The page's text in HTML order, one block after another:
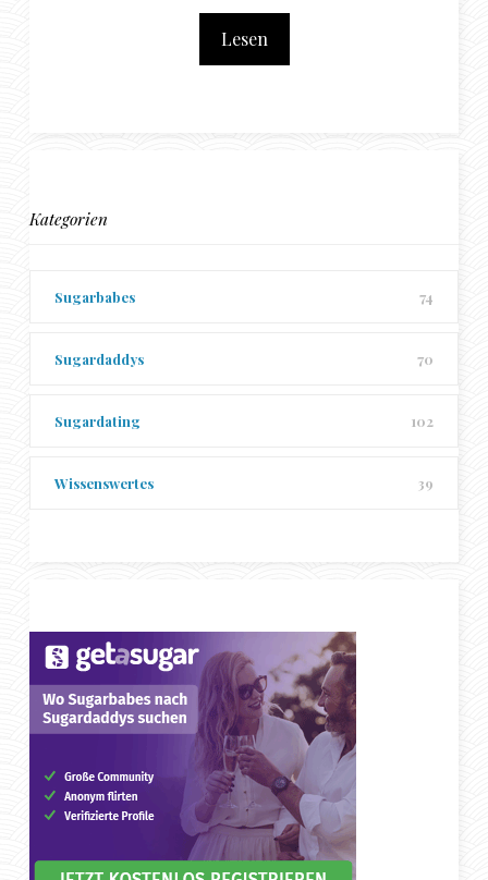
Lesen
Kategorien
Sugarbabes 74
Sugardaddys 70
Sugardating 102
Wissenswertes 39